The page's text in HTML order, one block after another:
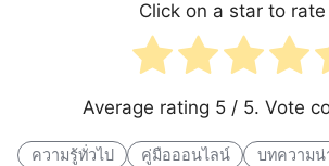
Click on a star to
Average rating 5 / 5. Vote
ความรู้ทั่วไป คู่มือออนไลน์
บทความน่